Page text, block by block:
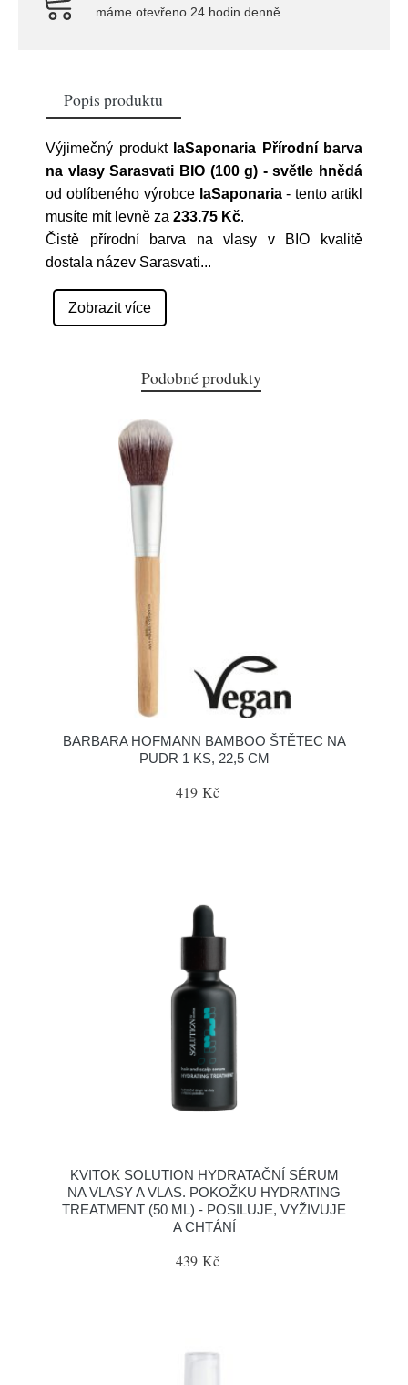
máme otevřeno 24 hodin denně
Popis produktu
Výjimečný produkt laSaponaria Přírodní barva
na vlasy Sarasvati BIO (100 g) - světle hnědá
od oblíbeného výrobce laSaponaria- tento artikl
musíte mít levně za 233.75 Kč.
Čistě přírodní barva na vlasy v BIO kvalitě
dostala název Sarasvati...
Zobrazit více
Podobné produkty
BARBARA HOFMANN BAMBOO ŠTĚTEC NA
PUDR 1 KS, 22,5 CM
419 Kč
KVITOK SOLUTION HYDRATAČNÍ SÉRUM
NA VLASY A VLAS. POKOŽKU HYDRATING
TREATMENT (50 ML) - POSILUJE, VYŽIVUJE
A CHTÁNÍ
439 Kč